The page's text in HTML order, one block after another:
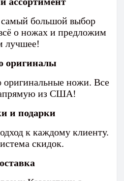
большой выбор
о ножах и предложим
лучшее!
оригиналы
ножи. Все
из США!
и подарки
к каждому клиенту.
скидок.